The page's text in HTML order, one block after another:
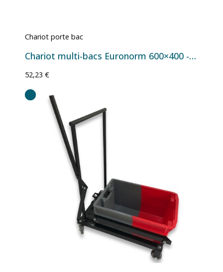
Chariot porte bac
Chariot multi-bacs Euronorm 600×400 - 600×400×180 mm
52,23 €